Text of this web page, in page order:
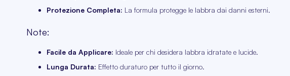
Protezione Completa: La formula protegge le labbra dai danni esterni.
Note:
Facile da Applicare: Ideale per chi desidera labbra idratate e lucide.
Lunga Durata: Effetto duraturo per tutto il giorno.